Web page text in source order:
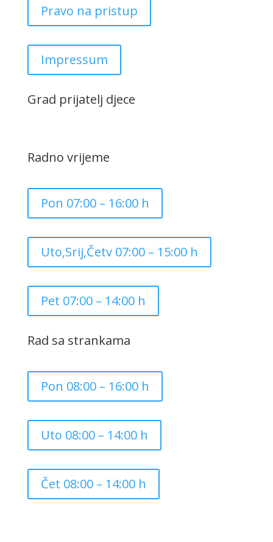
Pravo na pristup
Impressum
Grad prijatelj djece
Radno vrijeme
Pon 07:00 – 16:00 h
Uto,Srij,Četv 07:00 – 15:00 h
Pet 07:00 – 14:00 h
Rad sa strankama
Pon 08:00 – 16:00 h
Uto 08:00 – 14:00 h
Čet 08:00 – 14:00 h